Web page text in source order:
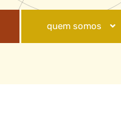
quem somos